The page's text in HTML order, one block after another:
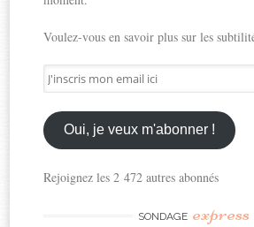
Voulez-vous en savoir plus sur les
J'inscris
mon
email
ici
Oui, je veux m'abonner !
Rejoignez les 2 472 autres abonnés
SONDAGE express